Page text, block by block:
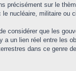
précisément sur le
nucléaire, militaire ou
considérer que les
a un lien réel entre les
dans ce genre